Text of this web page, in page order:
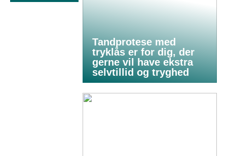
Tandprotese med
tryklås er for dig, der
gerne vil have ekstra
selvtillid og tryghed